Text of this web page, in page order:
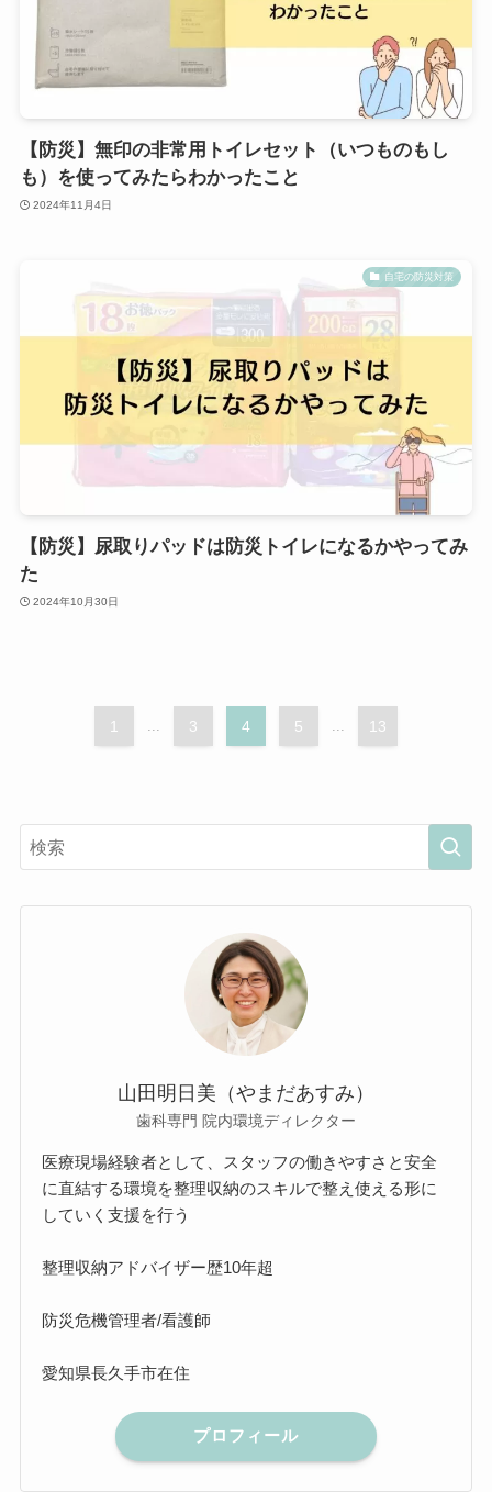
【防災】無印の非常用トイレセット（いつものもし
も）を使ってみたらわかったこと
2024年11月4日
自宅の防災対策
【防災】尿取りパッドは防災トイレになるかやってみ
た
2024年10月30日
1 ... 3 4 5 ... 13
山田明日美（やまだあすみ）
歯科専門 院内環境ディレクター
医療現場経験者として、スタッフの働きやすさと安全
に直結する環境を整理収納のスキルで整え使える形に
していく支援を行う
整理収納アドバイザー歴10年超
防災危機管理者/看護師
愛知県長久手市在住
プロフィール